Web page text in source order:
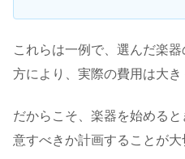
これらは一例で、選んだ楽
方により、実際の費用は大き
だからこそ、楽器を始める
意すべきか計画することが大